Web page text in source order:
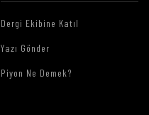
Dergi Ekibine Katıl
Yazı Gönder
Piyon Ne Demek?